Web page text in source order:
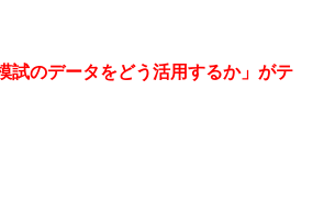
試のデータをどう活用するか」がテ